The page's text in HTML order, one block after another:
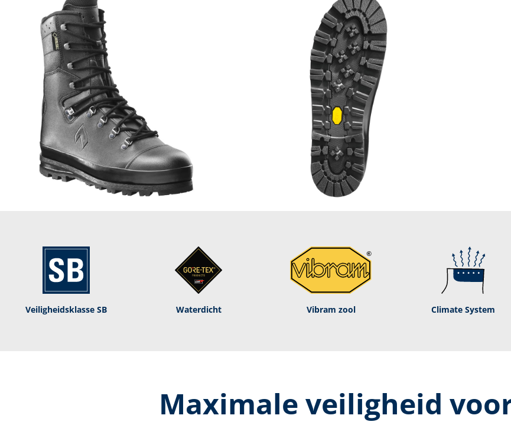
Veiligheidsklasse SB Waterdicht Vibram zool Climate System
Maximale veiligheid